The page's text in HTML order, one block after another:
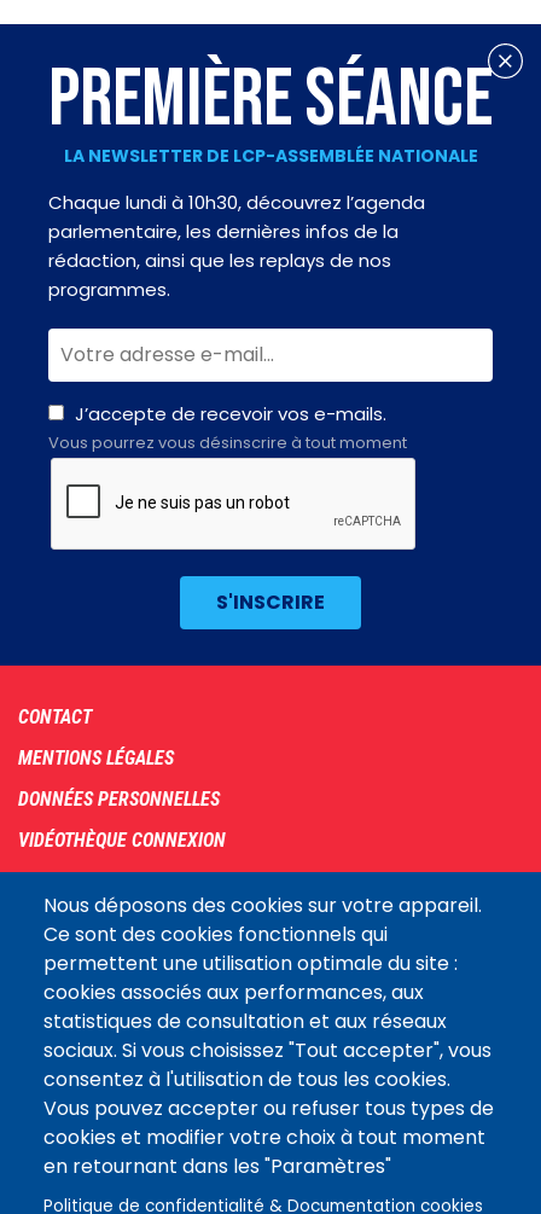
Nous déposons des cookies sur votre appareil.
Ce sont des cookies fonctionnels qui
permettent une utilisation optimale du site :
cookies associés aux performances, aux
statistiques de consultation et aux réseaux
sociaux. Si vous choisissez "Tout accepter", vous
consentez à l'utilisation de tous les cookies.
Vous pouvez accepter ou refuser tous types de
cookies et modifier votre choix à tout moment
en retournant dans les "Paramètres"
Politique de confidentialité & Documentation cookies
PREMIÈRE SÉANCE
LA NEWSLETTER DE LCP-ASSEMBLÉE NATIONALE
Chaque lundi à 10h30, découvrez l’agenda
parlementaire, les dernières infos de la
rédaction, ainsi que les replays de nos
programmes.
J’accepte de recevoir vos e-mails.
Vous pourrez vous désinscrire à tout moment
Footer
menu
CONTACT
MENTIONS LÉGALES
DONNÉES PERSONNELLES
VIDÉOTHÈQUE CONNEXION
ARCHIVES
COOKIES
Assemblée
nationaleLE SITE DE L’ASSEMBLÉE NATIONALE
Suivez-nous